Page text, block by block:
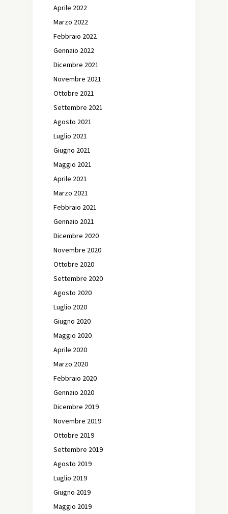
Aprile 2022
Marzo 2022
Febbraio 2022
Gennaio 2022
Dicembre 2021
Novembre 2021
Ottobre 2021
Settembre 2021
Agosto 2021
Luglio 2021
Giugno 2021
Maggio 2021
Aprile 2021
Marzo 2021
Febbraio 2021
Gennaio 2021
Dicembre 2020
Novembre 2020
Ottobre 2020
Settembre 2020
Agosto 2020
Luglio 2020
Giugno 2020
Maggio 2020
Aprile 2020
Marzo 2020
Febbraio 2020
Gennaio 2020
Dicembre 2019
Novembre 2019
Ottobre 2019
Settembre 2019
Agosto 2019
Luglio 2019
Giugno 2019
Maggio 2019